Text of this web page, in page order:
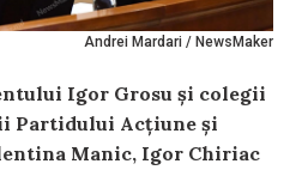
Andrei Mardari / NewsMaker
Igor Grosu și colegii
Partidului Acțiune și
Manic, Igor Chiriac